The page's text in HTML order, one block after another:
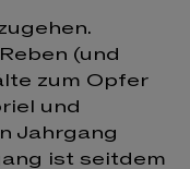
(und
zum Opfer
und
Jahrgang
ist seitdem